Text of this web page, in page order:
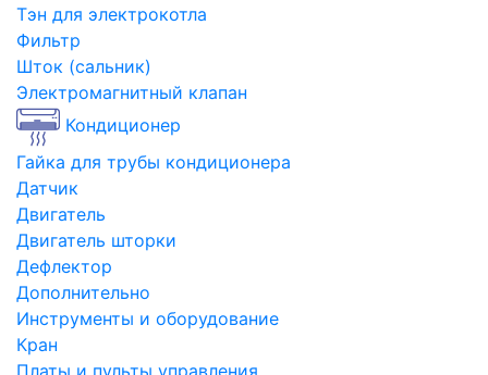
Тэн для электрокотла
Фильтр
Шток (сальник)
Электромагнитный клапан
Кондиционер
Гайка для трубы кондиционера
Датчик
Двигатель
Двигатель шторки
Дефлектор
Дополнительно
Инструменты и оборудование
Кран
Платы и пульты управления